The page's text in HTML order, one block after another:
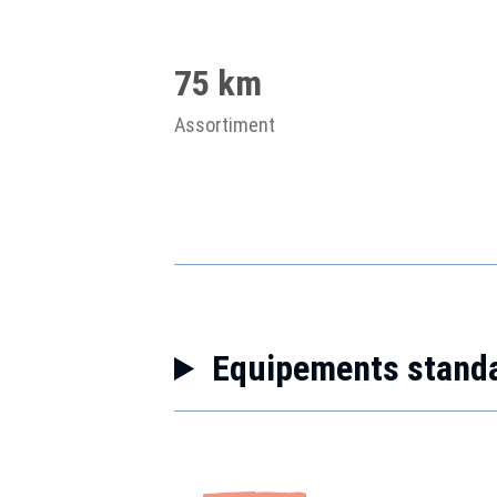
75 km
Assortiment
Equipements